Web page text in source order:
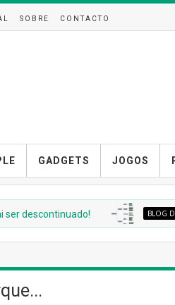
SOBRE CONTACTO
GADGETS JOGOS
BLOG DE